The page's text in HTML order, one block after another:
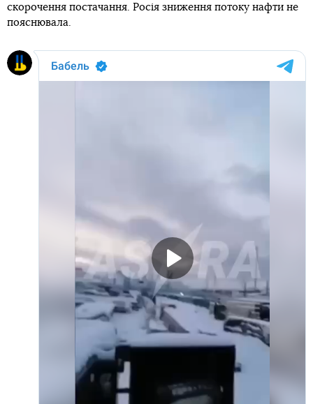
скорочення постачання. Росія зниження потоку нафти не
пояснювала.